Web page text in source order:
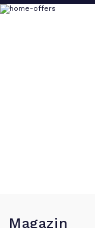
Magazin